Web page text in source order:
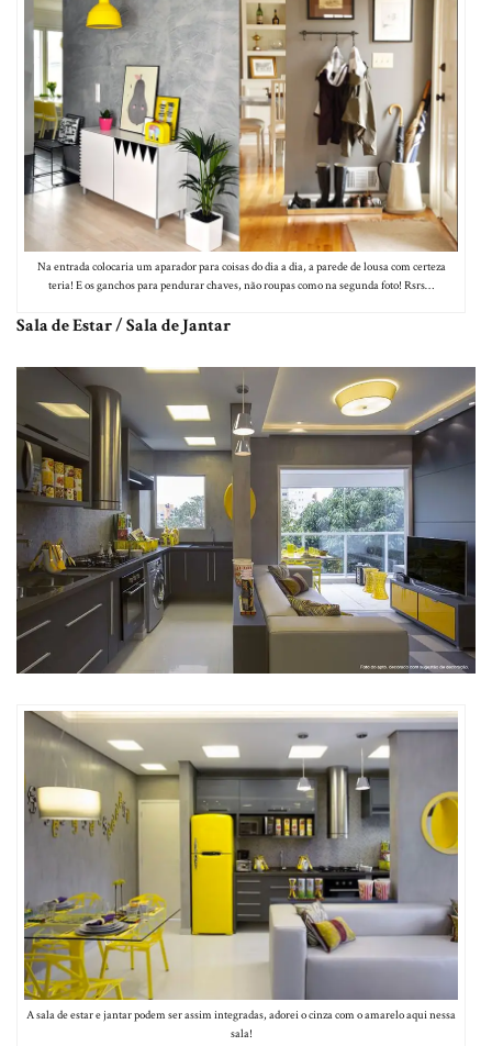
Na entrada colocaria um aparador para coisas do dia a dia, a parede de lousa com certeza
teria! E os ganchos para pendurar chaves, não roupas como na segunda foto! Rsrs…
Sala de Estar / Sala de Jantar
A sala de estar e jantar podem ser assim integradas, adorei o cinza com o amarelo aqui nessa
sala!